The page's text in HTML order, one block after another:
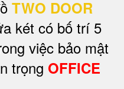
TWO DOOR
két có bố trí 5
việc bảo mật
trọng OFFICE